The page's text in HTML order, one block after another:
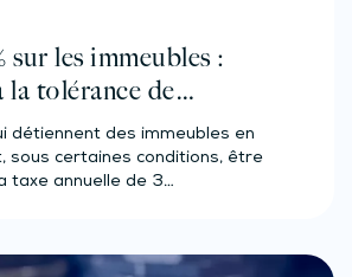
sur les immeubles :
tolérance de
?
détiennent des immeubles en
sous certaines conditions, être
taxe annuelle de 3…